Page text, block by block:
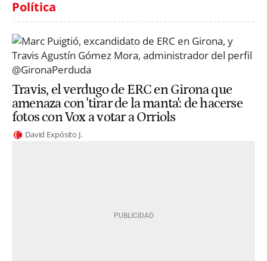
Política
Travis, el verdugo de ERC en Girona que
amenaza con 'tirar de la manta': de hacerse
fotos con Vox a votar a Orriols
David Expósito J.